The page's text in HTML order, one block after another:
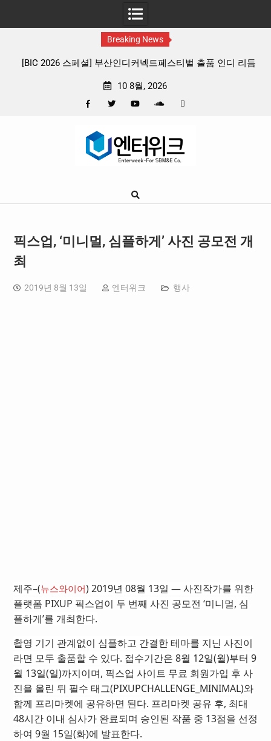
Breaking News
트페스티벌 출품 인디 리듬
판타지 케이팝 애니메이션 ‘고스트
10 8월, 2026
Google
픽스업, ‘미니멀, 심플하게’ 사진 공모전 개
최
2019년 8월 13일 엔터위크 행사
제주–(뉴스와이어) 2019년 08월 13일 — 사진작가를 위한
플랫폼 PIXUP 픽스업이 두 번째 사진 공모전 ‘미니멀, 심
플하게’를 개최한다.
촬영 기기 관계없이 심플하고 간결한 테마를 지닌 사진이
라면 모두 출품할 수 있다. 접수기간은 8월 12일(월)부터 9
월 13일(일)까지이며, 픽스업 사이트 무료 회원가입 후 사
진을 올린 뒤 필수 태그(PIXUPCHALLENGE_MINIMAL)와
함께 프리마켓에 공유하면 된다. 프리마켓 공유 후, 최대
48시간 이내 심사가 완료되며 승인된 작품 중 13점을 선정
하여 9월 15일(화)에 발표한다.